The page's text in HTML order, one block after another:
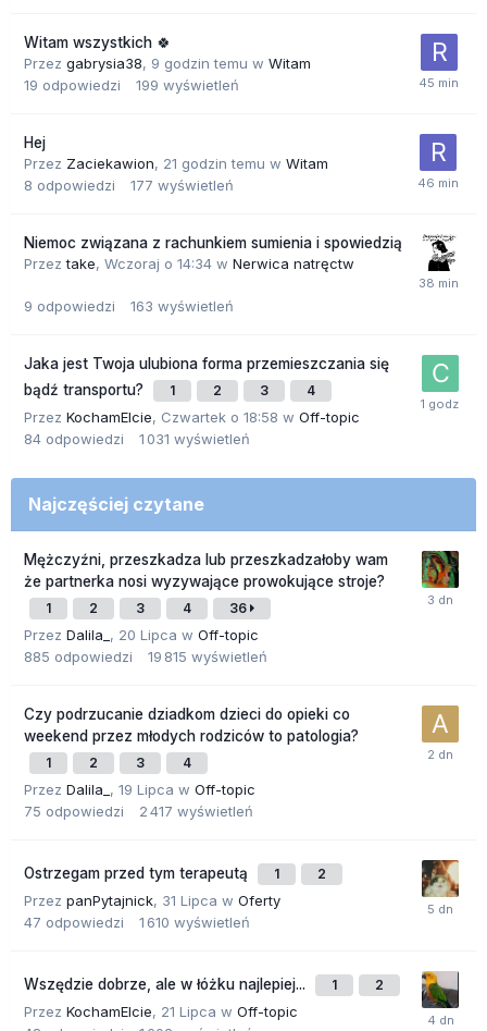
Witam wszystkich 🍀
Przez gabrysia38, 9 godzin temu w Witam
19 odpowiedzi 199 wyświetleń
Hej
Przez Zaciekawion, 21 godzin temu w Witam
8 odpowiedzi 177 wyświetleń
Niemoc związana z rachunkiem sumienia i spowiedzią
Przeztake, Wczoraj o 14:34 w Nerwica natręctw
9 odpowiedzi 163 wyświetleń
Jaka jest Twoja ulubiona forma przemieszczania się
bądź transportu?
1 2 3 4
Przez KochamElcie, Czwartek o 18:58 w Off-topic
84 odpowiedzi 1 031 wyświetleń
Najczęściej czytane
Mężczyźni, przeszkadza lub przeszkadzałoby wam
że partnerka nosi wyzywające prowokujące stroje?
1 2 3 4 36
Przez Dalila_ , 20 Lipca w Off-topic
885 odpowiedzi 19 815 wyświetleń
Czy podrzucanie dziadkom dzieci do opieki co
weekend przez młodych rodziców to patologia?
1 2 3 4
Przez Dalila_ , 19 Lipca w Off-topic
75 odpowiedzi 2 417 wyświetleń
Ostrzegam przed tym terapeutą 1 2
Przez panPytajnick, 31 Lipca w Oferty
47 odpowiedzi 1 610 wyświetleń
Wszędzie dobrze, ale w łóżku najlepiej... 1 2
Przez KochamElcie, 21 Lipca w Off-topic